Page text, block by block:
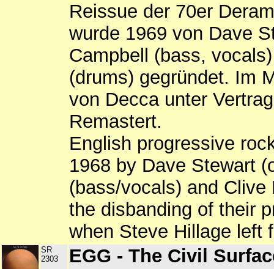
Reissue der 70er
wurde 1969 von Dave
Campbell (bass,
(drums) gegründet. Im
von Decca unter
Remastert.
English progressive
1968 by Dave Stewart
(bass/vocals) and
the disbanding of their
when Steve Hillage left
SR
2303
EGG - The Civil